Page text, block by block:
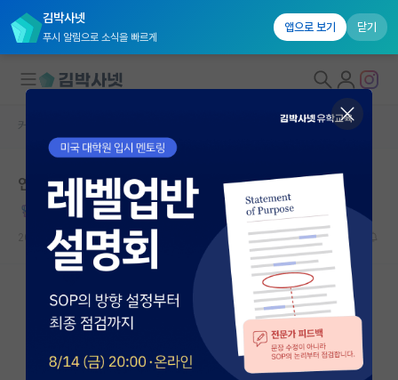
김박사넷
푸시 알림으로 소식을 빠르게
앱으로 보기 닫기
대학원생 모집
국내대학원 정보
연구실&오픈랩
커뮤니티
커뮤니티 홈
전체글보기
베스트 게시판
커뮤니티 홈
연구실 생활로 성격이 완전히 바뀌신 분께
무서운 레온하르트 오일러
2023.10.09 0 5368